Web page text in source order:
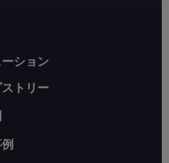
ション
トリー